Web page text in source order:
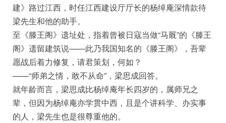
建》路过江西，时任江西建设厅厅长的杨绰庵深情款待
梁先生和他的助手。
至《滕王阁》遗址处，指着曾被日寇当做“马厩”的《滕王
阁》遗留建筑说——此乃我国知名的《滕王阁》，吾辈
愿战后着力修复，请君策划，何如？
——“师弟之情，敢不从命”，梁思成回答。
就年龄而言，梁思成比杨绰庵年长四岁的，属师兄之
辈，但因为杨绰庵亦学贯中西，且是个讲科学、办实事
的人，梁先生也是很尊重他的。